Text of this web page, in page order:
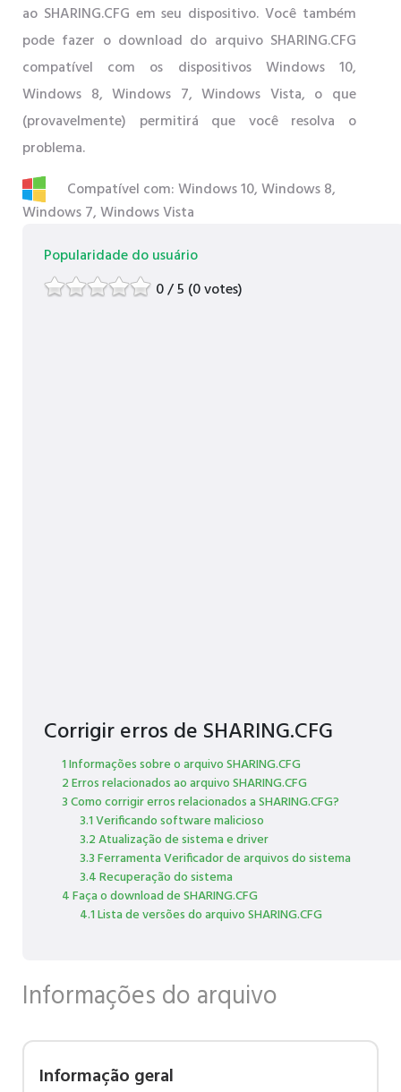
ao SHARING.CFG em seu dispositivo. Você também
pode fazer o download do arquivo SHARING.CFG
compatível com os dispositivos Windows 10,
Windows 8, Windows 7, Windows Vista, o que
(provavelmente) permitirá que você resolva o
problema.
Compatível com: Windows 10, Windows 8,
Windows 7, Windows Vista
Popularidade do usuário
0 / 5 (0 votes)
Corrigir erros de SHARING.CFG
1 Informações sobre o arquivo SHARING.CFG
2 Erros relacionados ao arquivo SHARING.CFG
3 Como corrigir erros relacionados a SHARING.CFG?
3.1 Verificando software malicioso
3.2 Atualização de sistema e driver
3.3 Ferramenta Verificador de arquivos do sistema
3.4 Recuperação do sistema
4 Faça o download de SHARING.CFG
4.1 Lista de versões do arquivo SHARING.CFG
Informações do arquivo
Informação geral